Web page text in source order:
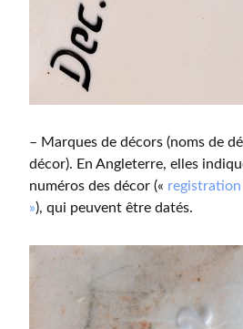
– Marques de décors (noms de
décor). En Angleterre, elles
numéros des décor (« registration
»), qui peuvent être datés.